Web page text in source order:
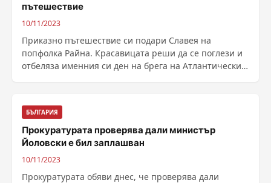
пътешествие
10/11/2023
Приказно пътешествие си подари Славея на
попфолка Райна. Красавицата реши да се поглези и
отбеляза именния си ден на брега на Атлантическия
БЪЛГАРИЯ
Прокуратурата проверява дали министър
Йоловски е бил заплашван
10/11/2023
Прокуратурата обяви днес, че проверява дали